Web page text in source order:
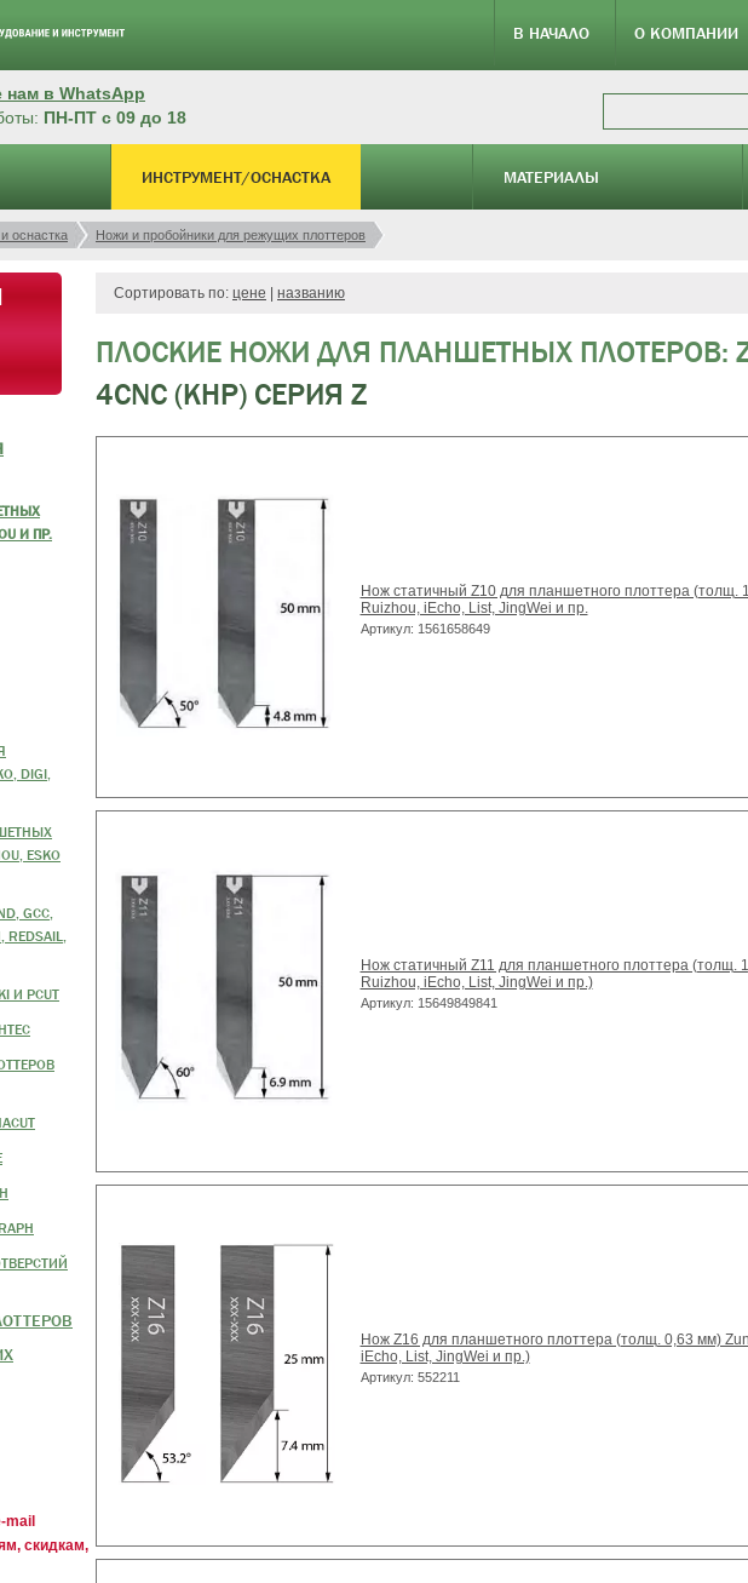
В НАЧАЛО О КОМПАНИИ
нам в WhatsApp
ПН-ПТ с 09 до 18
ИНСТРУМЕНТ/ОСНАСТКА МАТЕРИАЛЫ
оснастка Ножи и пробойники для режущих плоттеров
И ПР.
DIGI,
ESKO
GCC,
REDSAIL,
И PCUT
mail
скидкам,
Сортировать по: цене названию
ПЛОСКИЕ НОЖИ ДЛЯ ПЛАНШЕТНЫХ ПЛОТЕРОВ:
4CNC (КНР) СЕРИЯ Z
Нож статичный Z10 для планшетного плоттера (толщ.
Ruizhou, iEcho, List, JingWei и пр.
Артикул: 1561658649
Нож статичный Z11 для планшетного плоттера (толщ.
Ruizhou, iEcho, List, JingWei и пр.)
Артикул: 15649849841
Нож Z16 для планшетного плоттера (толщ. 0,63 мм)
iEcho, List, JingWei и пр.)
Артикул: 552211